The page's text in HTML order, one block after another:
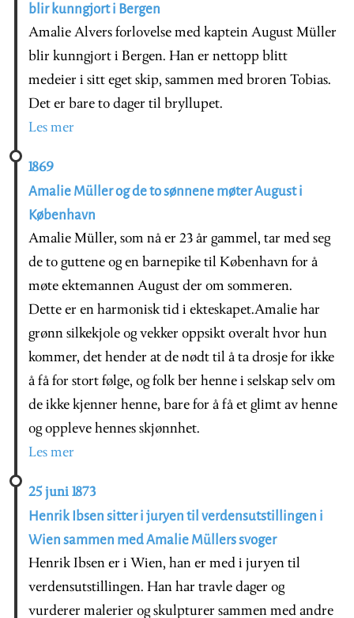
blir kunngjort i Bergen
Amalie Alvers forlovelse med kaptein August Müller
blir kunngjort i Bergen. Han er nettopp blitt
medeier i sitt eget skip, sammen med broren Tobias.
Det er bare to dager til bryllupet.
Les mer
1869
Amalie Müller og de to sønnene møter August i
København
Amalie Müller, som nå er 23 år gammel, tar med seg
de to guttene og en barnepike til København for å
møte ektemannen August der om sommeren.
Dette er en harmonisk tid i ekteskapet.Amalie har
grønn silkekjole og vekker oppsikt overalt hvor hun
kommer, det hender at de nødt til å ta drosje for ikke
å få for stort følge, og folk ber henne i selskap selv om
de ikke kjenner henne, bare for å få et glimt av henne
og oppleve hennes skjønnhet.
Les mer
25 juni 1873
Henrik Ibsen sitter i juryen til verdensutstillingen i
Wien sammen med Amalie Müllers svoger
Henrik Ibsen er i Wien, han er med i juryen til
verdensutstillingen. Han har travle dager og
vurderer malerier og skulpturer sammen med andre